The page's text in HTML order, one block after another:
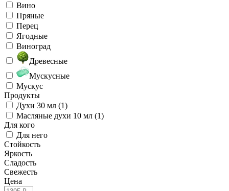
Вино
Пряные
Перец
Ягодные
Виноград
Древесные
Мускусные
Мускус
Продукты
Духи 30 мл (1)
Масляные духи 10 мл (1)
Для кого
Для него
Стойкость
Яркость
Сладость
Свежесть
Цена